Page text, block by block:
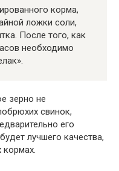
корма,
ложки соли,
После того, как
необходимо
зерно не
свинок,
его
лучшего качества,
кормах.